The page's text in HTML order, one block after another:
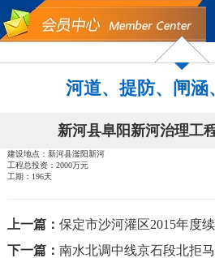
河道、提防、闸涵
新河县阜阳新河治理工
建设地点：新河县滏阳新河
工程总投资：2000万元
工期：196天
上一篇： 保定市沙河灌区2015年度
下一篇： 南水北调中线京石段北拒